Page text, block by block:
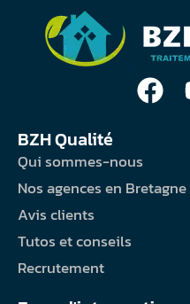
BZH Qualité
Qui sommes-nous
Nos agences en Bretagne
Avis clients
Tutos et conseils
Recrutement